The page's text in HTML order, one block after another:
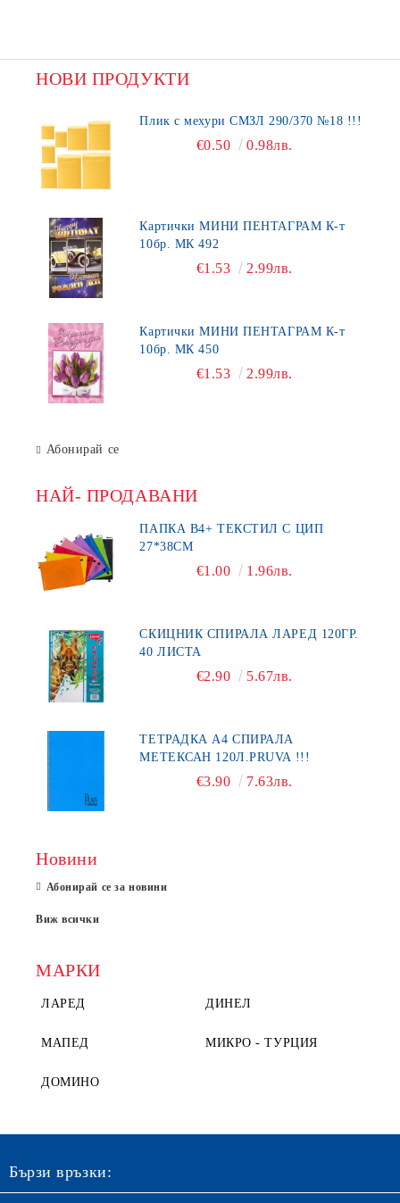
НОВИ ПРОДУКТИ
Плик с мехури СМЗЛ 290/370 №18 !!!
€0.50 0.98лв.
Картички МИНИ ПЕНТАГРАМ К-т
10бр. МК 492
€1.53 2.99лв.
Картички МИНИ ПЕНТАГРАМ К-т
10бр. МК 450
€1.53 2.99лв.
Абонирай се
НАЙ- ПРОДАВАНИ
ПАПКА В4+ ТЕКСТИЛ С ЦИП
27*38СМ
€1.00 1.96лв.
СКИЦНИК СПИРАЛА ЛАРЕД 120ГР.
40 ЛИСТА
€2.90 5.67лв.
ТЕТРАДКА А4 СПИРАЛА
МЕТЕКСАН 120Л.PRUVA !!!
€3.90 7.63лв.
Новини
Абонирай се за новини
Виж всички
МАРКИ
ЛАРЕД ДИНЕЛ
МАПЕД МИКРО - ТУРЦИЯ
ДОМИНО
Бързи връзки: